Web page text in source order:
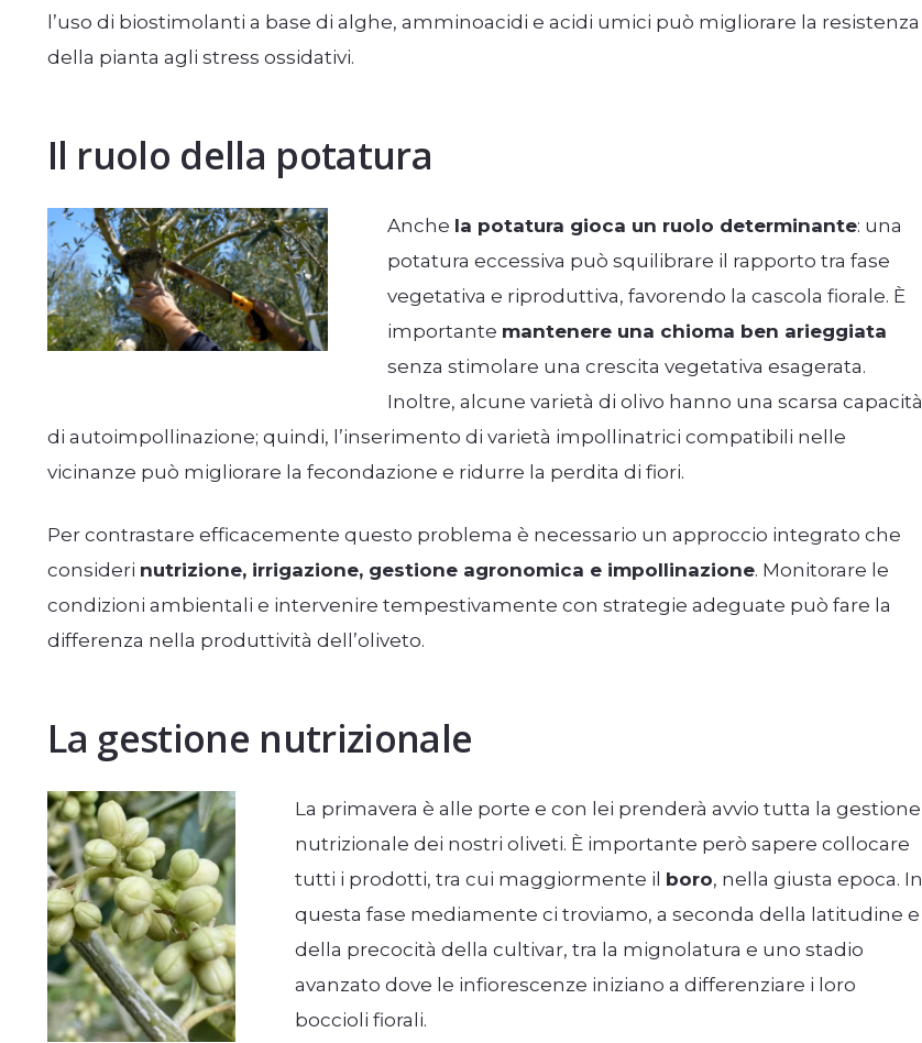
l’uso di biostimolanti a base di alghe, amminoacidi e acidi umici può migliorare la resistenza
della pianta agli stress ossidativi.
Il ruolo della potatura
Anche la potatura gioca un ruolo determinante: una
potatura eccessiva può squilibrare il rapporto tra fase
vegetativa e riproduttiva, favorendo la cascola fiorale. È
importante mantenere una chioma ben arieggiata
senza stimolare una crescita vegetativa esagerata.
Inoltre, alcune varietà di olivo hanno una scarsa capacità
di autoimpollinazione; quindi, l’inserimento di varietà impollinatrici compatibili nelle
vicinanze può migliorare la fecondazione e ridurre la perdita di fiori.
Per contrastare efficacemente questo problema è necessario un approccio integrato che
consideri nutrizione, irrigazione, gestione agronomica e impollinazione. Monitorare le
condizioni ambientali e intervenire tempestivamente con strategie adeguate può fare la
differenza nella produttività dell’oliveto.
La gestione nutrizionale
La primavera è alle porte e con lei prenderà avvio tutta la gestione
nutrizionale dei nostri oliveti. È importante però sapere collocare
tutti i prodotti, tra cui maggiormente il boro, nella giusta epoca. In
questa fase mediamente ci troviamo, a seconda della latitudine e
della precocità della cultivar, tra la mignolatura e uno stadio
avanzato dove le infiorescenze iniziano a differenziare i loro
boccioli fiorali.